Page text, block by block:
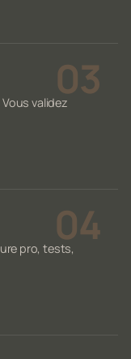
validez
pro, tests,